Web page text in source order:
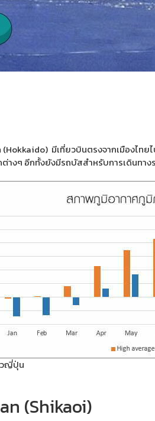
มีเที่ยวบินตรงจากเมืองไท
างๆ อีกทั้งยังมีรถบัสสำหรับการเดินทาง
ญี่ปุ่น
(Shikaoi)